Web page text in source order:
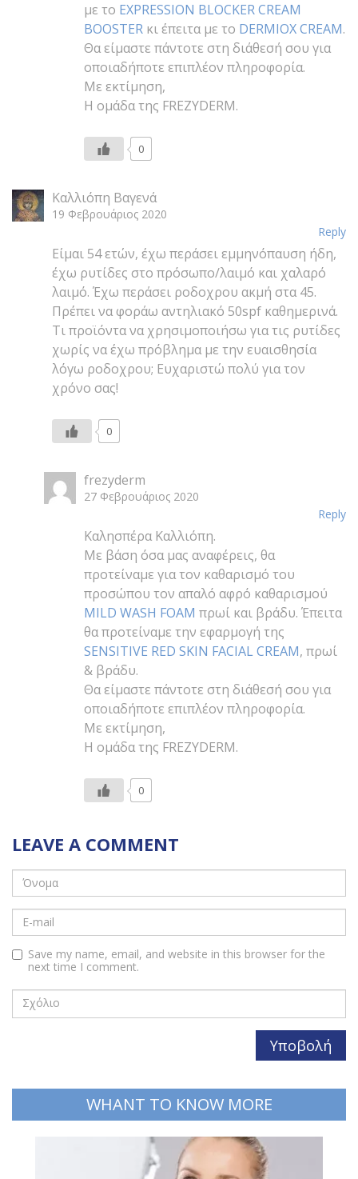
με το EXPRESSION BLOCKER CREAM
BΟΟSTER κι έπειτα με το DERMIOX CREAM.
Θα είμαστε πάντοτε στη διάθεσή σου για
οποιαδήποτε επιπλέον πληροφορία.
Με εκτίμηση,
Η ομάδα της FREZYDERM.
0
Καλλιόπη Βαγενά
19 Φεβρουάριος 2020
Reply
Είμαι 54 ετών, έχω περάσει εμμηνόπαυση ήδη,
έχω ρυτίδες στο πρόσωπο/λαιμό και χαλαρό
λαιμό. Έχω περάσει ροδοχρου ακμή στα 45.
Πρέπει να φοράω αντηλιακό 50spf καθημερινά.
Τι προϊόντα να χρησιμοποιήσω για τις ρυτίδες
χωρίς να έχω πρόβλημα με την ευαισθησία
λόγω ροδοχρου; Ευχαριστώ πολύ για τον
χρόνο σας!
0
frezyderm
27 Φεβρουάριος 2020
Reply
Καλησπέρα Καλλιόπη.
Με βάση όσα μας αναφέρεις, θα
προτείναμε για τον καθαρισμό του
προσώπου τον απαλό αφρό καθαρισμού
MILD WASH FOAM πρωί και βράδυ. Έπειτα
θα προτείναμε την εφαρμογή της
SENSITIVE RED SKIN FACIAL CREAM, πρωί
& βράδυ.
Θα είμαστε πάντοτε στη διάθεσή σου για
οποιαδήποτε επιπλέον πληροφορία.
Με εκτίμηση,
Η ομάδα της FREZYDERM.
0
LEAVE A COMMENT
Save my name, email, and website in this browser for the
next time I comment.
WHANT TO KNOW MORE